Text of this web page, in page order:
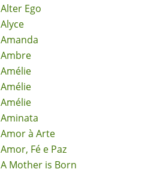
Alter Ego
Alyce
Amanda
Ambre
Amélie
Amélie
Amélie
Aminata
Amor à Arte
Amor, Fé e Paz
A Mother is Born